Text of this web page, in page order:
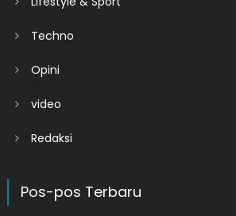
Techno
Opini
video
Redaksi
Pos-pos Terbaru